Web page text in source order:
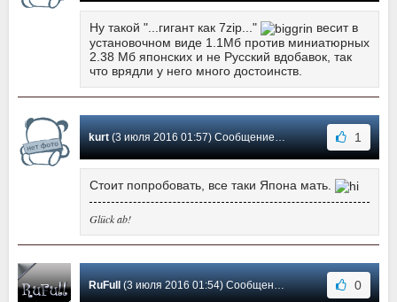
Ну такой "...гигант как 7zip..."
весит в
установочном виде 1.1Мб против миниатюрных
2.38 Мб японских и не Русский вдобавок, так
что врядли у него много достоинств.
kurt(3 июля 2016 01:57) Сообщение #37 1
Стоит попробовать, все таки Япона мать.
Glück ab!
RuFull (3 июля 2016 01:54) Сообщение #36 0